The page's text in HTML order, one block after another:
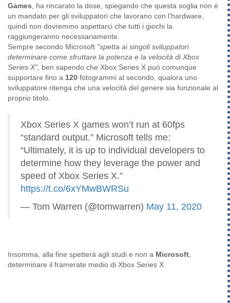
Games, ha rincarato la dose, spiegando che questa soglia non è
un mandato per gli sviluppatori che lavorano con l'hardware,
quindi non dovremmo aspettarci che tutti i giochi la
raggiungeranno necessariamente.
Sempre secondo Microsoft "spetta ai singoli sviluppatori
determinare come sfruttare la potenza e la velocità di Xbox
Series X”, ben sapendo che Xbox Series X può comunque
supportare fino a 120 fotogrammi al secondo, qualora uno
sviluppatore ritenga che una velocità del genere sia funzionale al
proprio titolo.
Xbox Series X games won’t run at 60fps
“standard output.” Microsoft tells me:
“Ultimately, it is up to individual developers to
determine how they leverage the power and
speed of Xbox Series X.”
https://t.co/6xYMwBWRSu
— Tom Warren (@tomwarren) May 11, 2020
Insomma, alla fine spetterà agli studi e non a Microsoft,
determinare il framerate medio di Xbox Series X.